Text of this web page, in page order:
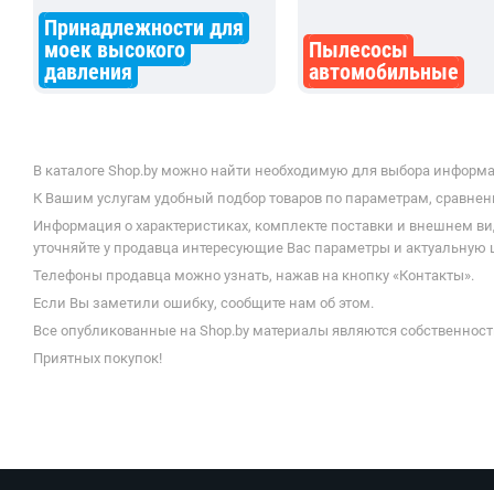
Принадлежности для
моек высокого
давления
Пылесосы
автомобильные
В каталоге Shop.by можно найти необходимую для выбора
К Вашим услугам удобный подбор товаров по параметрам,
Информация о характеристиках, комплекте поставки и внешнем
уточняйте у продавца интересующие Вас параметры и
Телефоны продавца можно узнать, нажав на кнопку «Контакты».
Если Вы заметили ошибку, сообщите нам об этом.
Все опубликованные на Shop.by материалы являются
Приятных покупок!